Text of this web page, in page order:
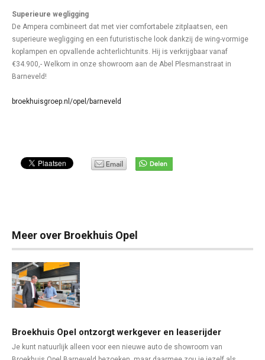
Superieure wegligging
De Ampera combineert dat met vier comfortabele zitplaatsen, een
superieure wegligging en een futuristische look dankzij de wing-vormige
koplampen en opvallende achterlichtunits. Hij is verkrijgbaar vanaf
€34.900,- Welkom in onze showroom aan de Abel Plesmanstraat in
Barneveld!
broekhuisgroep.nl/opel/barneveld
Meer over Broekhuis Opel
Broekhuis Opel ontzorgt werkgever en leaserijder
Je kunt natuurlijk alleen voor een nieuwe auto de showroom van